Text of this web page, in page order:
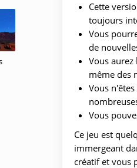
Cette
toujours
Vous
de
Vous
même des
Vous
Vous
Ce jeu est
immergeant
créatif et vous